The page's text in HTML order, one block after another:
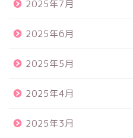
2025年7月
2025年6月
2025年5月
2025年4月
2025年3月